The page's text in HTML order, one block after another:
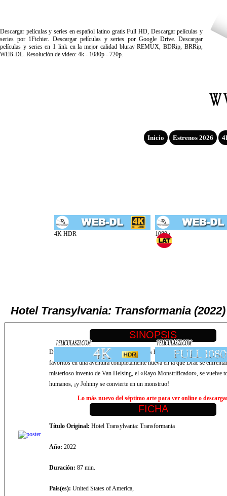
Descargar películas y series en español latino gratis Full HD, Descargar películas y
series por 1Fichier. Descargar películas y series por Google Drive. Descargar
películas y series en 1 link en la mejor calidad bluray REMUX, BDRip, BRRip,
WEB-DL. Resolución de video: 4k - 1080p - 720p.
Inicio Estrenos 2026
Hotel Transylvania: Transformania
Drac y la pandilla vuelven, como nunca los habías visto antes en Hotel
favoritos en una aventura completamente nueva en la que Drac se
misterioso invento de Van Helsing, el «Rayo Monstrificador», se vuelve
humanos, ¡y Johnny se convierte en un monstruo!
Lo más nuevo del séptimo arte para ver online o
Título Original: Hotel Transylvania: Transformania
Año: 2022
Duración: 87 min.
Pais(es): United States of America,